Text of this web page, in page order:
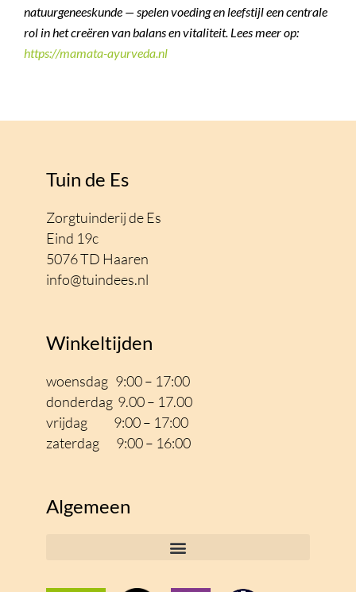
natuurgeneeskunde — spelen voeding en leefstijl een centrale
rol in het creëren van balans en vitaliteit. Lees meer op:
https://mamata-ayurveda.nl
Tuin de Es
Zorgtuinderij de Es
Eind 19c
5076 TD Haaren
info@tuindees.nl
Winkeltijden
woensdag 9:00 – 17:00
donderdag 9.00 – 17.00
vrijdag 9:00 – 17:00
zaterdag 9:00 – 16:00
Algemeen